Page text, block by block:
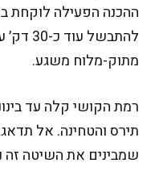
מתוק-מלוח משגע.
רמת הקושי קלה עד
תירס והטחינה. אל
שמבינים את השיטה זה